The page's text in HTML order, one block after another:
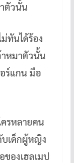
ตัวนั้น
ทันได้ร้อง
าหมาตัวนั้น
ร์แกน มือ
รหลายคน
บเด็กผู้หญิง
องเฮลเมป